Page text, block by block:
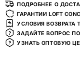
ПОДРОБНЕЕ О
ГАРАНТИИ LOFT
УСЛОВИЯ ВОЗВРАТА
ЗАДАЙТЕ ВОПРОС
УЗНАТЬ ОПТОВУЮ